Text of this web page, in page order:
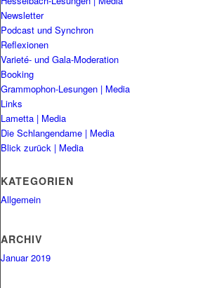
Newsletter
Podcast und Synchron
Reflexionen
Varieté- und Gala-Moderation
Booking
Grammophon-Lesungen | Media
Links
Lametta | Media
Die Schlangendame | Media
Blick zurück | Media
KATEGORIEN
Allgemein
ARCHIV
Januar 2019